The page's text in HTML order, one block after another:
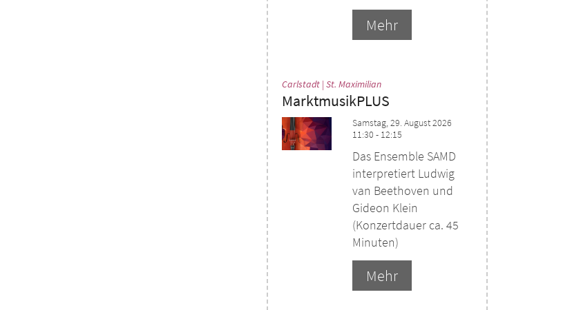
Mehr
Carlstadt | St. Maximilian:
MarktmusikPLUS
Samstag, 29. August 2026
11:30 - 12:15
Das Ensemble SAMD
interpretiert Ludwig
van Beethoven und
Gideon Klein
(Konzertdauer ca. 45
Minuten)
Mehr